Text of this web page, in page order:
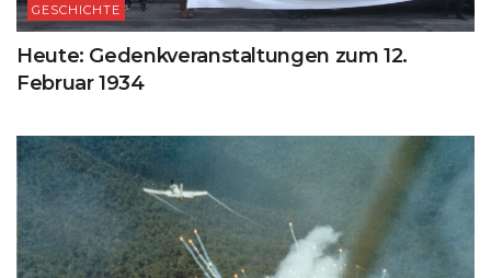
GESCHICHTE
Heute: Gedenkveranstaltungen zum 12.
Februar 1934